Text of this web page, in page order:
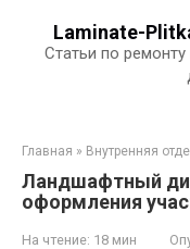
контенту
Laminate-
Статьи по
Главная » Внутренняя
Ландшафтный
оформления
На чтение: 18 мин